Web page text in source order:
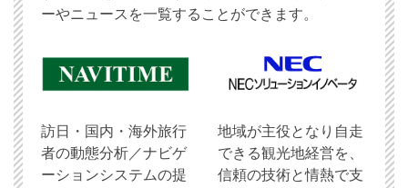
ーやニュースを一覧することができます。
訪日・国内・海外旅行
者の動態分析／ナビゲ
ーションシステムの提
地域が主役となり自走
できる観光地経営を、
信頼の技術と情熱で支